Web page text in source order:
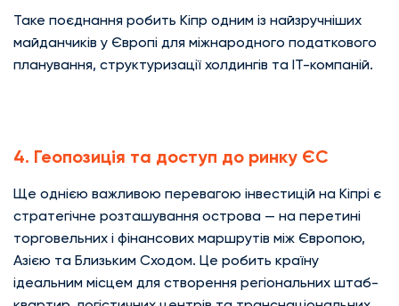
Таке поєднання робить Кіпр одним із найзручніших
майданчиків у Європі для міжнародного податкового
планування, структуризації холдингів та IT-компаній.
4. Геопозиція та доступ до ринку ЄС
Ще однією важливою перевагою інвестицій на Кіпрі є
стратегічне розташування острова — на перетині
торговельних і фінансових маршрутів між Європою,
Азією та Близьким Сходом. Це робить країну
ідеальним місцем для створення регіональних штаб-